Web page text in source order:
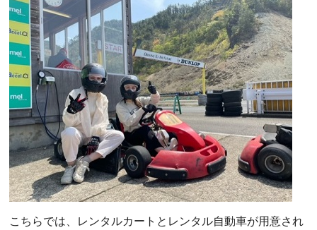
こちらでは、レンタルカートとレンタル自動車が用意され